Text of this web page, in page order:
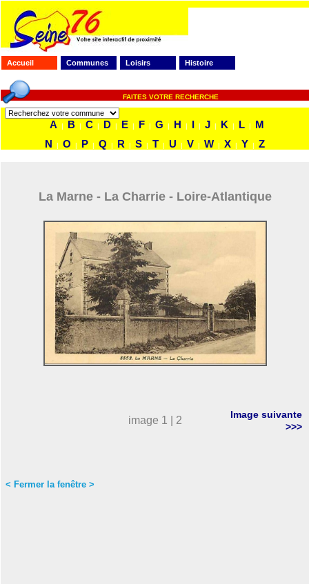
Accueil Communes Loisirs Histoire
FAITES VOTRE RECHERCHE
A | B | C | D | E | F | G | H | I | J | K | L |
M
N
| O | P | Q | R | S | T | U | V | W | X | Y | Z
La Marne - La Charrie - Loire-Atlantique
image 1 | 2
Image suivante
>>>
< Fermer la fenêtre >